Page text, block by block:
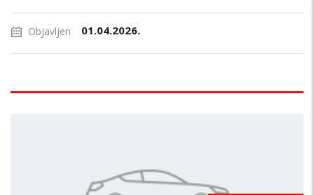
Objavljen 01.04.2026.